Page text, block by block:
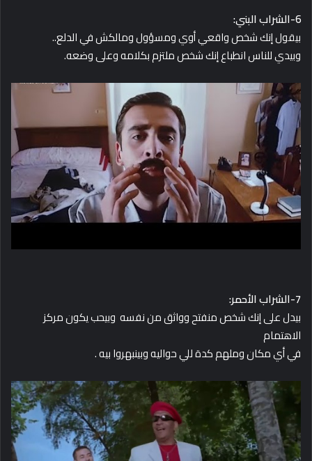
6-الشراب البني:
بيقول إنك شخص واقعي أوي ومسؤول ومالكش في الدلع..
وبيدي للناس انطباع إنك شخص ملتزم بكلامه وعلى وضعه.
7-الشراب الأحمر:
بيدل على إنك شخص منفتح وواثق من نفسه وبيحب يكون مركز
الاهتمام
في أي مكان وملهم كدة للي حواليه وبينبهروا بيه .